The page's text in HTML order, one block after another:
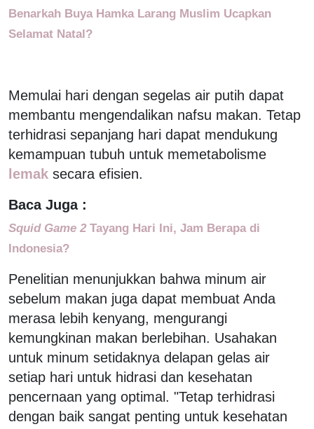
Benarkah Buya Hamka Larang Muslim Ucapkan
Selamat Natal?
Memulai hari dengan segelas air putih dapat
membantu mengendalikan nafsu makan. Tetap
terhidrasi sepanjang hari dapat mendukung
kemampuan tubuh untuk memetabolisme
lemak secara efisien.
Baca Juga :
Squid Game 2 Tayang Hari Ini, Jam Berapa di
Indonesia?
Penelitian menunjukkan bahwa minum air
sebelum makan juga dapat membuat Anda
merasa lebih kenyang, mengurangi
kemungkinan makan berlebihan. Usahakan
untuk minum setidaknya delapan gelas air
setiap hari untuk hidrasi dan kesehatan
pencernaan yang optimal. "Tetap terhidrasi
dengan baik sangat penting untuk kesehatan